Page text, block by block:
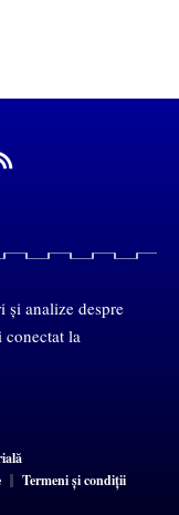
analize despre
la
Termeni și condiții